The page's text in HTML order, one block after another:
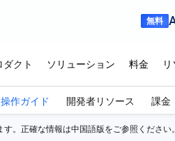
操作ガイド 開発者リソース 課金
。正確な情報は中国語版をご参照ください。